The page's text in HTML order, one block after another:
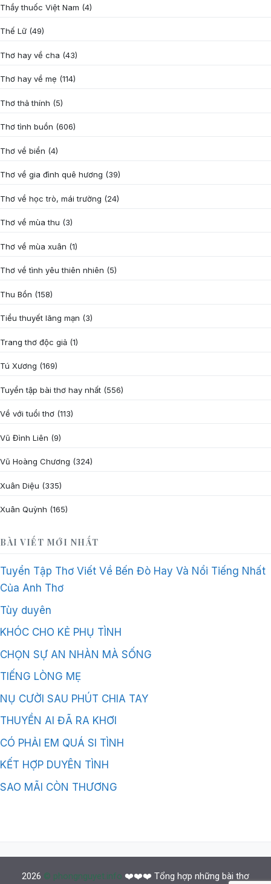
Thầy thuốc Việt Nam (4)
Thế Lữ (49)
Thơ hay về cha (43)
Thơ hay về mẹ (114)
Thơ thả thính (5)
Thơ tình buồn (606)
Thơ về biển (4)
Thơ về gia đình quê hương (39)
Thơ về học trò, mái trường (24)
Thơ về mùa thu (3)
Thơ về mùa xuân (1)
Thơ về tình yêu thiên nhiên (5)
Thu Bồn (158)
Tiểu thuyết lãng mạn (3)
Trang thơ độc giả (1)
Tú Xương (169)
Tuyển tập bài thơ hay nhất (556)
Về với tuổi thơ (113)
Vũ Đình Liên (9)
Vũ Hoàng Chương (324)
Xuân Diệu (335)
Xuân Quỳnh (165)
BÀI VIẾT MỚI NHẤT
Tuyển Tập Thơ Viết Về Bến Đò Hay Và Nổi Tiếng Nhất
Của Anh Thơ
Tùy duyên
KHÓC CHO KẺ PHỤ TÌNH
CHỌN SỰ AN NHÀN MÀ SỐNG
TIẾNG LÒNG MẸ
NỤ CƯỜI SAU PHÚT CHIA TAY
THUYỀN AI ĐÃ RA KHƠI
CÓ PHẢI EM QUÁ SI TÌNH
KẾT HỢP DUYÊN TÌNH
SAO MÃI CÒN THƯƠNG
2026 © phongnguyet.info ❤️❤️❤️ Tổng hợp những bài thơ